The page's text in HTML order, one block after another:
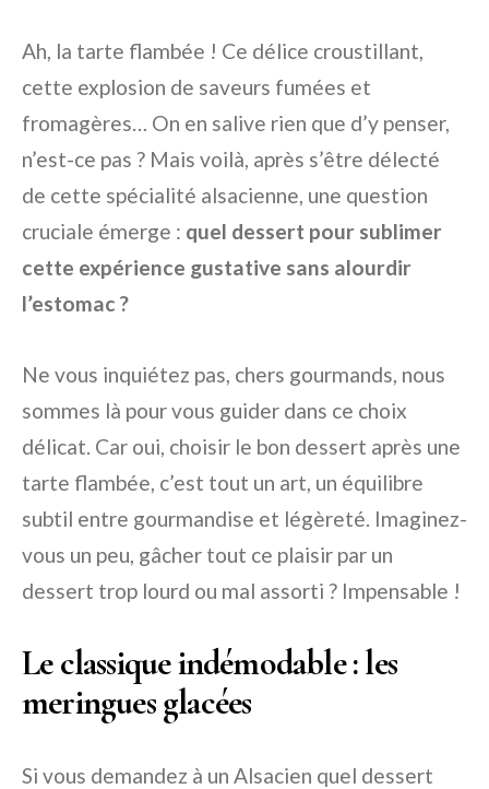
Ah, la tarte flambée ! Ce délice croustillant,
cette explosion de saveurs fumées et
fromagères… On en salive rien que d’y penser,
n’est-ce pas ? Mais voilà, après s’être délecté
de cette spécialité alsacienne, une question
cruciale émerge : quel dessert pour sublimer
cette expérience gustative sans alourdir
l’estomac ?
Ne vous inquiétez pas, chers gourmands, nous
sommes là pour vous guider dans ce choix
délicat. Car oui, choisir le bon dessert après une
tarte flambée, c’est tout un art, un équilibre
subtil entre gourmandise et légèreté. Imaginez-
vous un peu, gâcher tout ce plaisir par un
dessert trop lourd ou mal assorti ? Impensable !
Le classique indémodable : les
meringues glacées
Si vous demandez à un Alsacien quel dessert